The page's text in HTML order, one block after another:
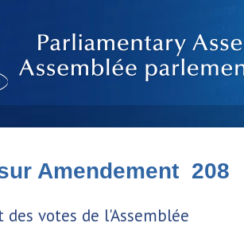
Amendement 208
des votes de l'Assemblée